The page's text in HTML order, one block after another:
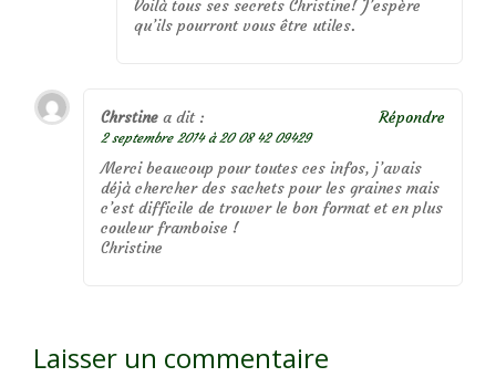
Voilà tous ses secrets Christine! J’espère
qu’ils pourront vous être utiles.
Chrstine a dit :
2 septembre 2014 à 20 08 42 09429
Merci beaucoup pour toutes ces infos, j’avais
déjà chercher des sachets pour les graines mais
c’est difficile de trouver le bon format et en plus
couleur framboise !
Christine
Répondre
Laisser un commentaire